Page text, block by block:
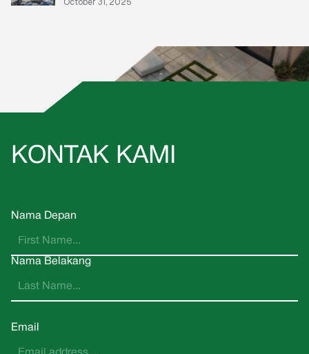
KONTAK KAMI
Nama Depan
Nama Belakang
Email